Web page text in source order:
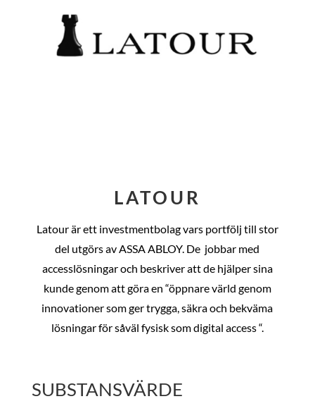
LATOUR
Latour är ett investmentbolag vars portfölj till stor
del utgörs av ASSA ABLOY. De jobbar med
accesslösningar och beskriver att de hjälper sina
kunde genom att göra en “öppnare värld genom
innovationer som ger trygga, säkra och bekväma
lösningar för såväl fysisk som digital access “.
SUBSTANSVÄRDE